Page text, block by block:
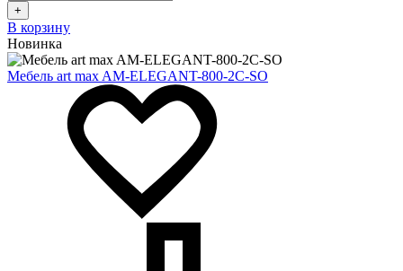
+
В корзину
Новинка
Мебель art max AM-ELEGANT-800-2C-SO